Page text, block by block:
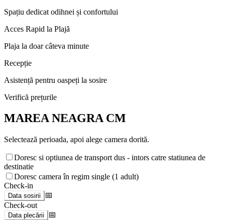
Spațiu dedicat odihnei și confortului
Acces Rapid la Plajă
Plaja la doar câteva minute
Recepție
Asistență pentru oaspeți la sosire
Verifică prețurile
MAREA NEAGRA CM
Selectează perioada, apoi alege camera dorită.
Doresc si optiunea de transport dus - intors catre statiunea de
destinatie
Doresc camera în regim single (1 adult)
Check-in
Data sosirii
📅
Check-out
Data plecării
📅